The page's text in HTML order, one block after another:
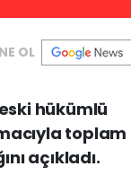
OL
hükümlü
toplam
açıkladı.